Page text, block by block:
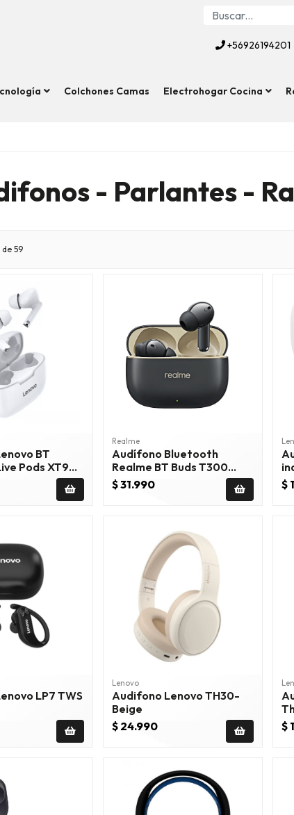
+56926194201
Colchones Camas Electrohogar Cocina
- Parlantes -
59
Pods XT90
Realme
Audífono Bluetooth
Realme BT Buds T300
Negro
$ 31.990 $
TWS
Lenovo
Audifono Lenovo TH30-
Beige
$ 24.990
$